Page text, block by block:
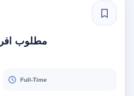
مطلوب
Full-Time